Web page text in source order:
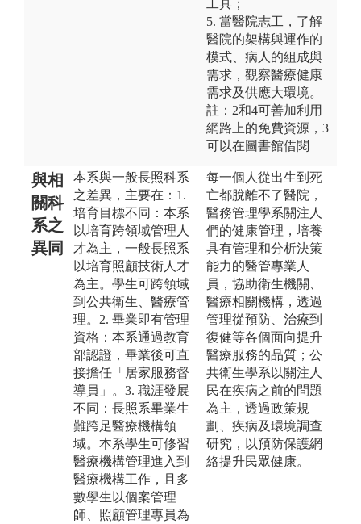
工具；
5. 當醫院志工，了解
醫院的架構與運作的
模式、病人的組成與
需求，觀察醫療健康
需求及供應大環境。
註：2和4可善加利用
網路上的免費資源，3
可以在圖書館借閱
與相
關科
系之
異同
本系與一般長照科系
之差異，主要在：1.
培育目標不同：本系
以培育跨領域管理人
才為主，一般長照系
以培育照顧技術人才
為主。學生可跨領域
到公共衛生、醫療管
理。2. 畢業即有管理
資格：本系通過教育
部認證，畢業後可直
接擔任「居家服務督
導員」。3. 職涯發展
不同：長照系畢業生
難跨足醫療機構領
域。本系學生可修習
醫療機構管理進入到
醫療機構工作，且多
數學生以個案管理
師、照顧管理專員為
每一個人從出生到死
亡都脫離不了醫院，
醫務管理學系關注人
們的健康管理，培養
具有管理和分析決策
能力的醫管專業人
員，協助衛生機關、
醫療相關機構，透過
管理從預防、治療到
復健等各個面向提升
醫療服務的品質；公
共衛生學系以關注人
民在疾病之前的問題
為主，透過政策規
劃、疾病及環境調查
研究，以預防保護網
絡提升民眾健康。